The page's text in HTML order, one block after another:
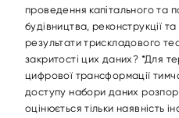
проведення капітального та
будівництва, реконструкції
результати трискладового
закритості цих даних? *Для
цифрової трансформації
доступу набори даних
оцінюється тільки наявність